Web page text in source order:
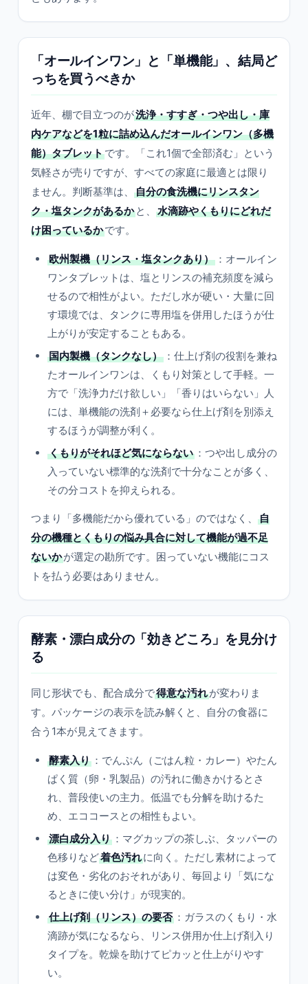
「オールインワン」と「単機能」、結局ど
っちを買うべきか
近年、棚で目立つのが洗浄・すすぎ・つや出し・庫
内ケアなどを1粒に詰め込んだオールインワン（多機
能）タブレットです。「これ1個で全部済む」という
気軽さが売りですが、すべての家庭に最適とは限り
ません。判断基準は、
自分の食洗機にリンスタン
ク・塩タンクがあるか と、
水滴跡やくもりにどれだ
け困っているかです。
欧州製機（リンス・塩タンクあり） ：オールイン
ワンタブレットは、塩とリンスの補充頻度を減ら
せるので相性がよい。ただし水が硬い・大量に回
す環境では、タンクに専用塩を併用したほうが仕
上がりが安定することもある。
国内製機（タンクなし） ：仕上げ剤の役割を兼ね
たオールインワンは、くもり対策として手軽。一
方で「洗浄力だけ欲しい」「香りはいらない」人
には、単機能の洗剤＋必要なら仕上げ剤を別添え
するほうが調整が利く。
くもりがそれほど気にならない ：つや出し成分の
入っていない標準的な洗剤で十分なことが多く、
その分コストを抑えられる。
つまり「多機能だから優れている」のではなく、
自
分の機種とくもりの悩み具合に対して機能が過不足
ないかが選定の勘所です。困っていない機能にコス
トを払う必要はありません。
酵素・漂白成分の「効きどころ」を見分け
る
同じ形状でも、配合成分で得意な汚れが変わりま
す。パッケージの表示を読み解くと、自分の食器に
合う1本が見えてきます。
酵素入り ：でんぷん（ごはん粒・カレー）やたん
ぱく質（卵・乳製品）の汚れに働きかけるとさ
れ、普段使いの主力。低温でも分解を助けるた
め、エココースとの相性もよい。
漂白成分入り ：マグカップの茶しぶ、タッパーの
色移りなど着色汚れに向く。ただし素材によって
は変色・劣化のおそれがあり、毎回より「気にな
るときに使い分け」が現実的。
仕上げ剤（リンス）の要否 ：ガラスのくもり・水
滴跡が気になるなら、リンス併用か仕上げ剤入り
タイプを。乾燥を助けてピカッと仕上がりやす
い。